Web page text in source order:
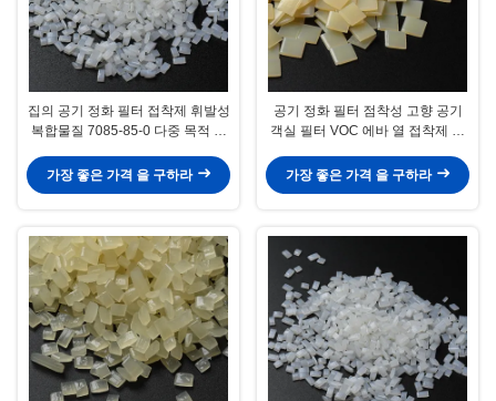
집의 공기 정화 필터 접착제 휘발성
복합물질 7085-85-0 다중 목적 단
가장 좋은 가격 을 구하라
공기 정화 필터 점착성 고향 공기
객실 필터 VOC 에바 열 접착제 노
가장 좋은 가격 을 구하라